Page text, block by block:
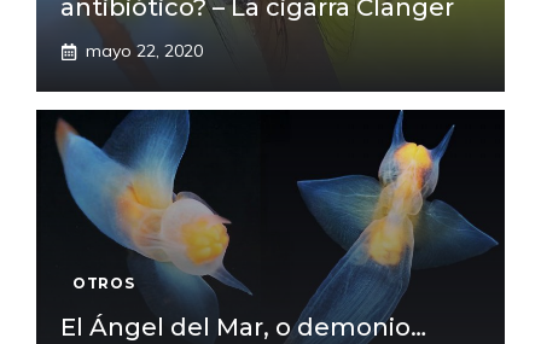
antibiótico? – La cigarra Clanger
mayo 22, 2020
OTROS
El Ángel del Mar, o demonio…